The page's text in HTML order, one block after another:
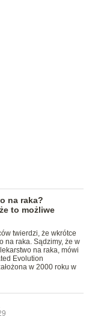
na raka?
to możliwe
twierdzi, że wkrótce
na raka. Sądzimy, że w
na raka, mówi
Evolution
w 2000 roku w